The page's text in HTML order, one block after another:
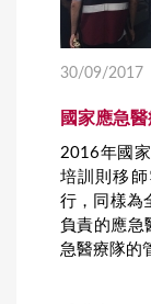
30/09/2017
國家應急
2016年國
培訓則移
行，同樣為
負責的應急
急醫療隊的